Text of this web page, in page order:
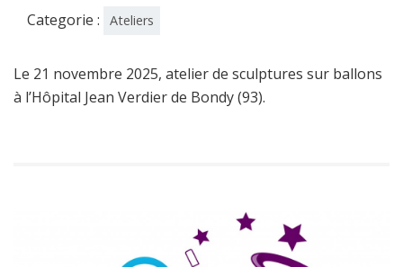
Categorie : Ateliers
Le 21 novembre 2025, atelier de sculptures sur ballons
à l’Hôpital Jean Verdier de Bondy (93).